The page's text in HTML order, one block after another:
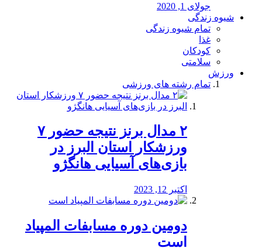
جولای 1, 2020
شیوه زندگی
تمام شیوه زندگی
غذا
کودکان
سلامتی
ورزش
تمام رشته های ورزشی
۲ مدال برنز نتیجه حضور ۷
ورزشکار استان البرز در
بازی‌های آسیایی هانگژو
اکتبر 12, 2023
دومین دوره مسابفات المپیاد
است